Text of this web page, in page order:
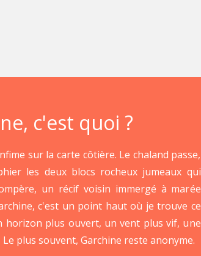
c'est quoi ?
sur la carte côtière. Le chaland passe,
les deux blocs rocheux jumeaux qui
un récif voisin immergé à marée
c'est un point haut où je trouve ce
horizon plus ouvert, un vent plus vif, une
plus souvent, Garchine reste anonyme.